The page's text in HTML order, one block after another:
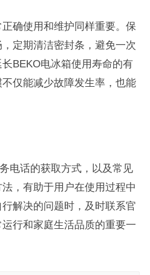
确使用和维护同样重要。保
定期清洁密封条，避免一次
BEKO电冰箱使用寿命的有
仅能减少故障发生率，也能
电话的获取方式，以及常见
，有助于用户在使用过程中
解决的问题时，及时联系官
行和家庭生活品质的重要一